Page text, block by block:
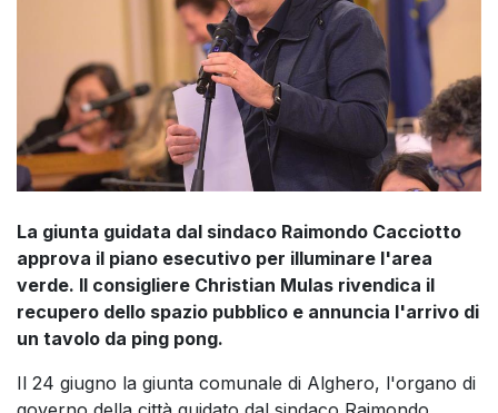
La giunta guidata dal sindaco Raimondo Cacciotto
approva il piano esecutivo per illuminare l'area
verde. Il consigliere Christian Mulas rivendica il
recupero dello spazio pubblico e annuncia l'arrivo di
un tavolo da ping pong.
Il 24 giugno la giunta comunale di Alghero, l'organo di